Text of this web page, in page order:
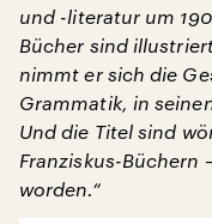
und -literatur um
Bücher sind
nimmt er sich die
Grammatik, in
Und die Titel sind
Franziskus-Büchern
worden.“